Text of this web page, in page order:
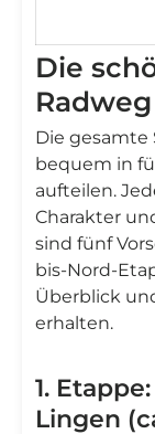
Die
Die gesamte
bequem in
aufteilen.
Charakter
sind fünf
bis-Nord-
Überblick
erhalten.
1.
Lingen